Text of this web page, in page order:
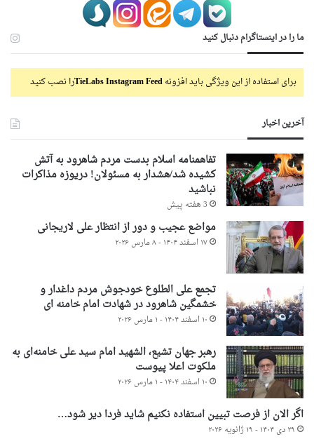
ما را در اینستاگرام دنبال کنید
برای استفاده از این ویژگی باید افزونهTieLabs Instagram Feedرا نصب کنید
آخرین اخبار
تفاهمنامه اسلام بدست مردم شاهرود به آتش
کشیده شد/هشدار به مسئولان! دریوزه مذاکرات
نباشید
3 هفته پیش
مواضع عجیب و دور از انتظار علی لاریجانی
۱۷ اسفند ۱۴۰۴ - ۸ مارس ۲۰۲۶
تجمع علی الطلوع خودجوش مردم داغدار و
خشمگین شاهرود در شهادت امام خامنه ای
۱۰ اسفند ۱۴۰۴ - ۱ مارس ۲۰۲۶
رهبر جهان تشیع، الشهید امام سید علی خامنه‌ای به
ملکوت اعلا پیوست
۱۰ اسفند ۱۴۰۴ - ۱ مارس ۲۰۲۶
اگر الان از فرصت تبیین استفاده نکنیم شاید فردا دیر شود…
۲۹ دی ۱۴۰۴ - ۱۹ ژانویه ۲۰۲۶